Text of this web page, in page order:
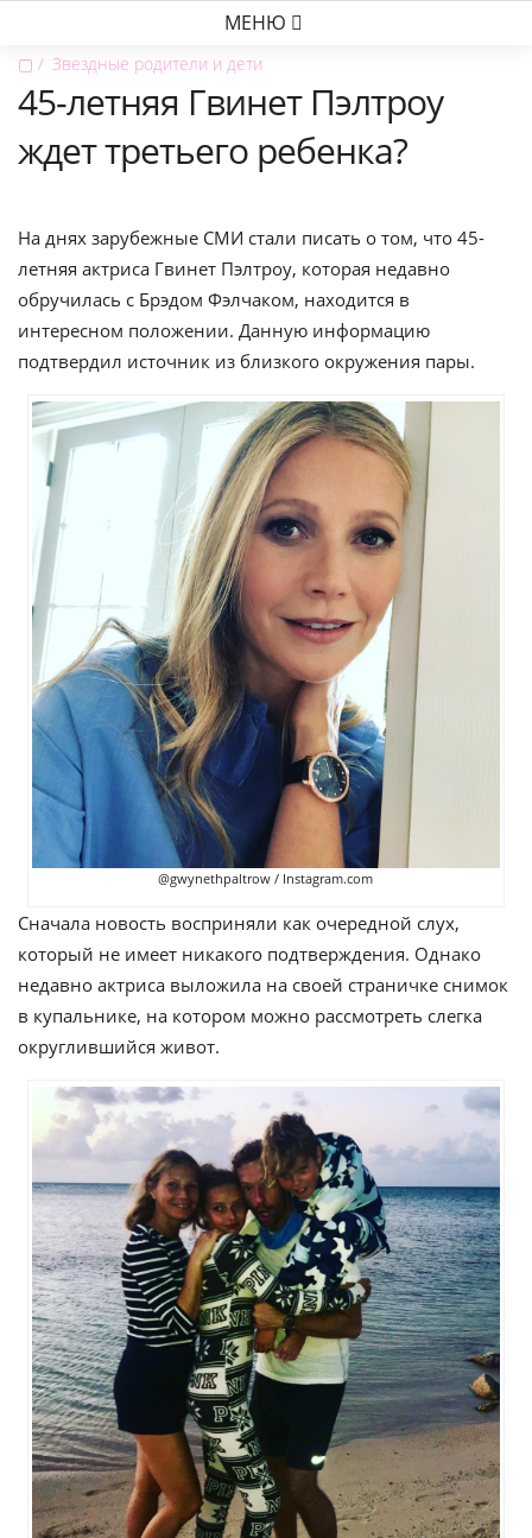
МЕНЮ
▢ Звездные родители и дети
45-летняя Гвинет Пэлтроу
ждет третьего ребенка?
На днях зарубежные СМИ стали писать о том, что 45-
летняя актриса Гвинет Пэлтроу, которая недавно
обручилась с Брэдом Фэлчаком, находится в
интересном положении. Данную информацию
подтвердил источник из близкого окружения пары.
@gwynethpaltrow / Instagram.com
Сначала новость восприняли как очередной слух,
который не имеет никакого подтверждения. Однако
недавно актриса выложила на своей страничке снимок
в купальнике, на котором можно рассмотреть слегка
округлившийся живот.